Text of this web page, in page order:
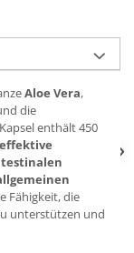
Aloe Vera,
die
enthält 450
Fähigkeit, die
unterstützen und